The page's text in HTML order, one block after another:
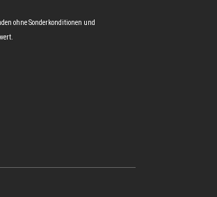
ohne Sonderkonditionen und